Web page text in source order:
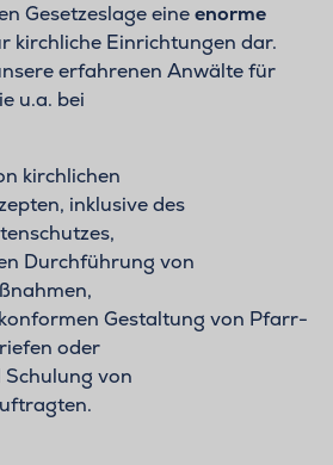
Gesetzeslage eineenorme
kirchliche Einrichtungen dar.
erfahrenen Anwälte für
u.a. bei
kirchlichen
inklusive des
Durchführung von
Gestaltung von Pfarr-
oder
von